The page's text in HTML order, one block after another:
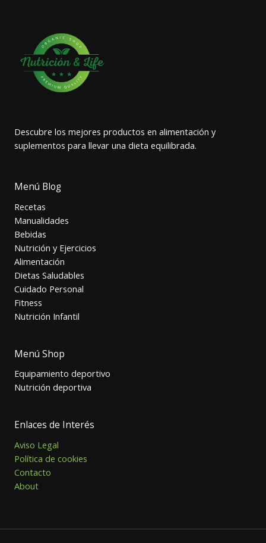
Descubre los mejores productos en alimentación y
suplementos para llevar una dieta equilibrada.
Menú Blog
Recetas
Manualidades
Bebidas
Nutrición y Ejercicios
Alimentación
Dietas Saludables
Cuidado Personal
Fitness
Nutrición Infantil
Menú Shop
Equipamiento deportivo
Nutrición deportiva
Enlaces de Interés
Aviso Legal
Política de cookies
Contacto
About